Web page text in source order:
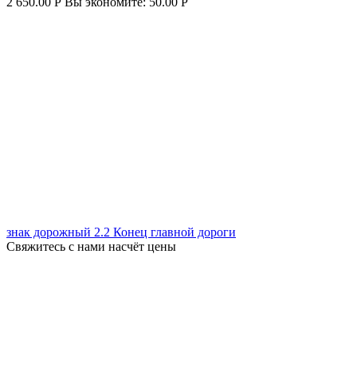
знак дорожный 2.2 Конец главной дороги
Свяжитесь с нами насчёт цены